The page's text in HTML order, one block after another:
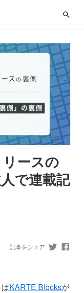
ースの
で連載記
記事をシェア
KARTE Blocksが